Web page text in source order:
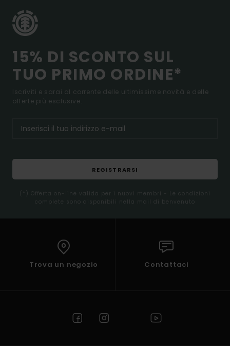
15% DI SCONTO SUL
TUO PRIMO ORDINE*
Iscriviti e sarai al corrente delle ultimissime novità e delle
offerte più esclusive.
REGISTRARSI
(*) Offerta on-line valida per i nuovi membri - Le condizioni
complete sono disponibili nella mail di benvenuto
Trova un negozio Contattaci